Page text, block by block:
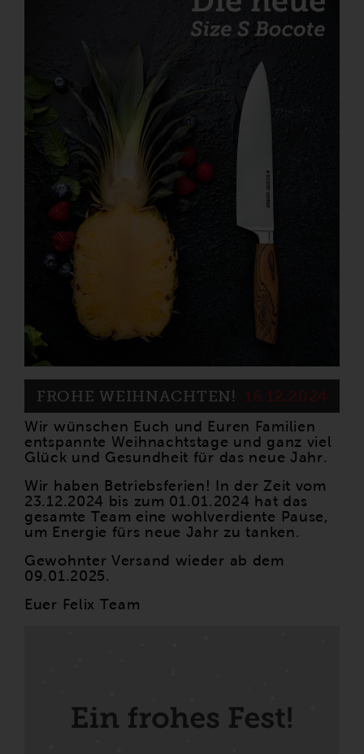
16.12.2024
FROHE WEIHNACHTEN!
Wir wünschen Euch und Euren Familien
entspannte Weihnachtstage und ganz viel
Glück und Gesundheit für das neue Jahr.
Wir haben Betriebsferien! In der Zeit vom
23.12.2024 bis zum 01.01.2024 hat das
gesamte Team eine wohlverdiente Pause,
um Energie fürs neue Jahr zu tanken.
Gewohnter Versand wieder ab dem
09.01.2025.
Euer Felix Team